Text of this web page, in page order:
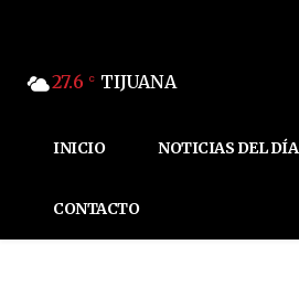
27.6 C TIJUANA
INICIO NOTICIAS DEL DÍA
CONTACTO